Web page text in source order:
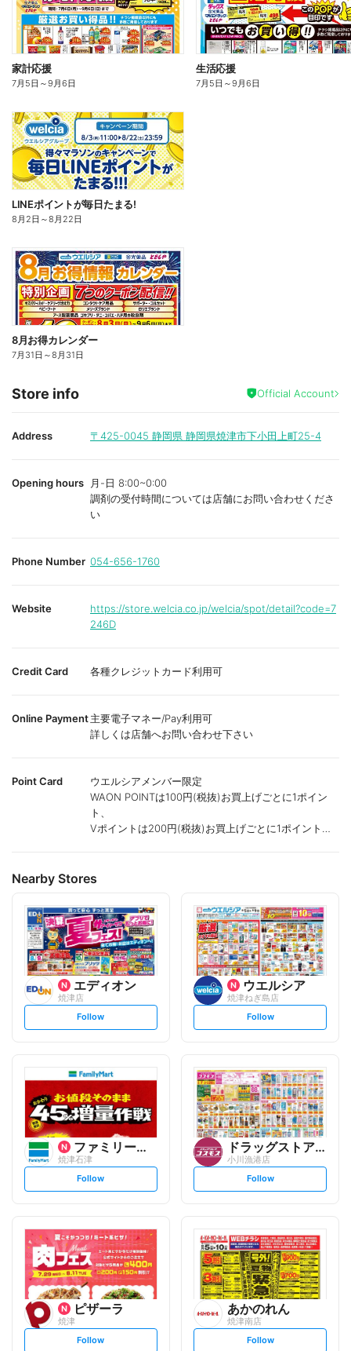
家計応援
7月5日 ～9月6日
生活応援
7月5日 ～9月6日
LINEポイントが毎日たまる!
8月2日 ～8月22日
8月お得カレンダー
7月31日 ～8月31日
Store info Official Account
Address 〒425-0045 静岡県 静岡県焼津市下小田上町25-4
Opening hours
月-日 8:00~0:00
調剤の受付時間については店舗にお問い合わせくださ
い
Phone Number 054-656-1760
Website
https://store.welcia.co.jp/welcia/spot/detail?code=7
246D
Credit Card 各種クレジットカード利用可
Online Payment主要電子マネー/Pay利用可
詳しくは店舗へお問い合わせ下さい
Point Card
ウエルシアメンバー限定
WAON POINTは100円(税抜)お買上げごとに1ポイン
ト、
Vポイントは200円(税抜)お買上げごとに1ポイント進
Nearby Stores
エディオン
焼津店
s
t
o
Follow
ウエルシア
焼津ねぎ島店
s
t
l
o
w
Follow
ファミリーマート
焼津石津
s
t
l
o
w
Follow
ドラッグストアコスモス
小川漁港店
s
t
o
w
Follow
ピザーラ
焼津
s
Follow
あかのれん
焼津南店
s
Follow